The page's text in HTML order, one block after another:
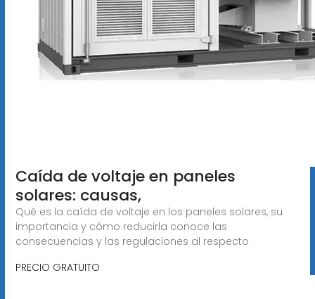
Caída de voltaje en paneles
solares: causas,
Qué es la caída de voltaje en los paneles solares, su
importancia y cómo reducirla conoce las
consecuencias y las regulaciones al respecto
PRECIO GRATUITO